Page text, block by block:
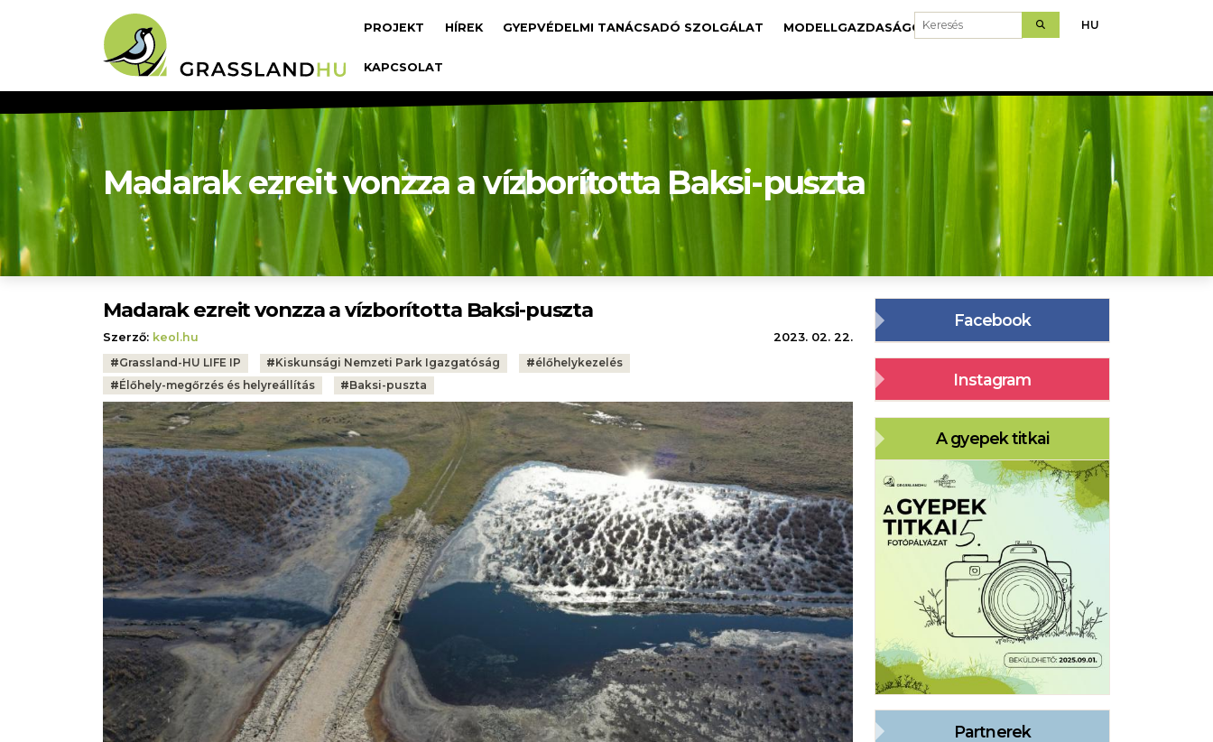
Fő navigáció
PROJEKT HÍREK GYEPVÉDELMI TANÁCSADÓ SZOLGÁLAT MODELLGAZDASÁGOK LETÖLTÉS
KAPCSOLAT
Keresés HU
Madarak ezreit vonzza a vízborította Baksi-puszta
Madarak ezreit vonzza a vízborította Baksi-puszta
Szerző: keol.hu
2023. 02. 22.
Tags:
#Grassland-HU LIFE IP #Kiskunsági Nemzeti Park Igazgatóság #élőhelykezelés
#Élőhely-megőrzés és helyreállítás #Baksi-puszta
Facebook
Instagram
A gyepek titkai
Partnerek